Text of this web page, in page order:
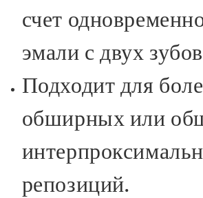
счет
эмали с двух
Подходит для
обширных или
репозиций.